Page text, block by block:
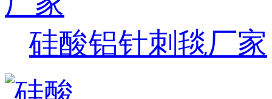
硅酸铝针刺毯厂家